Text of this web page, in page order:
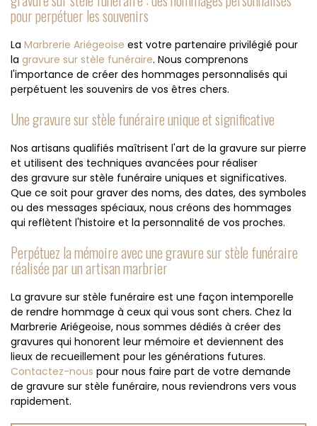
pour perpétuer les souvenirs
La Marbrerie Ariégeoise est votre partenaire privilégié pour
la gravure sur stèle funéraire. Nous comprenons
l'importance de créer des hommages personnalisés qui
perpétuent les souvenirs de vos êtres chers.
Une gravure sur stèle funéraire unique et significative
Nos artisans qualifiés maîtrisent l'art de la gravure sur pierre
et utilisent des techniques avancées pour réaliser
des gravure sur stèle funéraire uniques et significatives.
Que ce soit pour graver des noms, des dates, des symboles
ou des messages spéciaux, nous créons des hommages
qui reflètent l'histoire et la personnalité de vos proches.
Perpétuez la mémoire avec une gravure sur stèle funéraire
réalisée par un artisan marbrier
La gravure sur stèle funéraire est une façon intemporelle
de rendre hommage à ceux qui vous sont chers. Chez la
Marbrerie Ariégeoise, nous sommes dédiés à créer des
gravures qui honorent leur mémoire et deviennent des
lieux de recueillement pour les générations futures.
Contactez-nous pour nous faire part de votre demande
de gravure sur stèle funéraire, nous reviendrons vers vous
rapidement.